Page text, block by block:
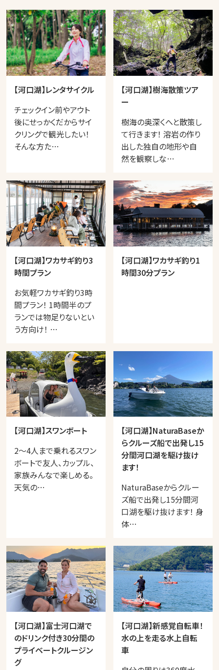
【河口湖】レンタサイクル
チェックイン前やアウト
後にせっかくだからサイ
クリングで観光したい！
そんな方た…
【河口湖】樹海散策ツア
ー
樹海の奥深くへと散策し
て行きます！ 溶岩の作り
出した独自の地形や自
然を観察しな…
【河口湖】ワカサギ釣り3
時間プラン
お気軽ワカサギ釣り3時
間プラン！ 1時間半のプ
ランでは物足りないとい
う方向け！ …
【河口湖】ワカサギ釣り1
時間30分プラン
【河口湖】スワンボート
2～4人まで乗れるスワン
ボートで友人、カップル、
家族みんなで楽しめる。
天気の…
【河口湖】NaturaBaseか
らクルーズ船で出発し15
分間河口湖を駆け抜け
ます！
NaturaBaseからクルー
ズ船で出発し15分間河
口湖を駆け抜けます！ 身
体…
【河口湖】富士河口湖で
のドリンク付き30分間の
プライベートクルージン
グ
【河口湖】新感覚自転車！
水の上を走る水上自転
車